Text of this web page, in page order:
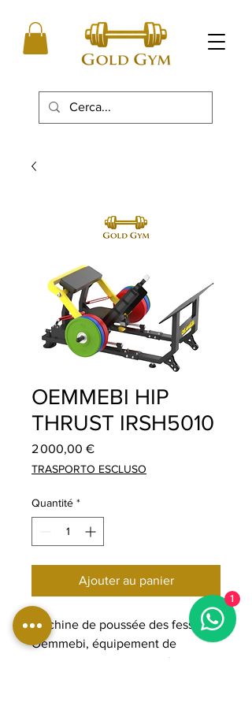
OEMMEBI HIP
THRUST IRSH5010
2 000,00 €Prix
TRASPORTO ESCLUSO
Quantité *
Ajouter au panier
Machine de poussée des fessiers
Oemmebi, équipement de
gymnastique pour l'entraînement
1